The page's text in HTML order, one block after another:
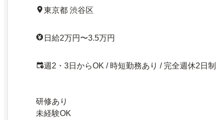
東京都 渋谷区
日給2万円〜3.5万円
週2・3日からOK / 時短勤務あり / 完全週休2日制
研修あり
未経験OK